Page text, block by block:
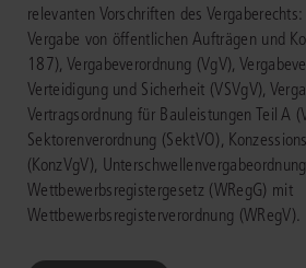
relevanten Vorschriften des Vergaberechts:
Vergabe von öffentlichen Aufträgen und
187), Vergabeverordnung (VgV),
Verteidigung und Sicherheit (VSVgV),
Vertragsordnung für Bauleistungen Teil A
Sektorenverordnung (SektVO),
(KonzVgV),
Wettbewerbsregistergesetz (WRegG) mit
Wettbewerbsregisterverordnung (WRegV).